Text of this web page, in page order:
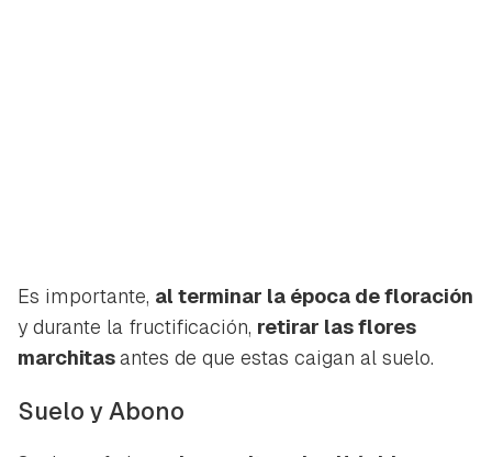
Es importante, al terminar la época de floración
y durante la fructificación, retirar las flores
marchitasantes de que estas caigan al suelo.
Suelo y Abono